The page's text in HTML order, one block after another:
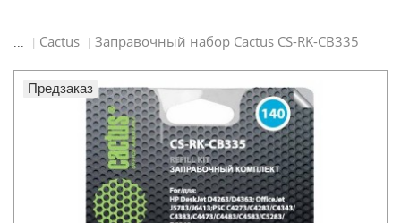
... Cactus Заправочный набор Cactus CS-RK-CB335
Предзаказ